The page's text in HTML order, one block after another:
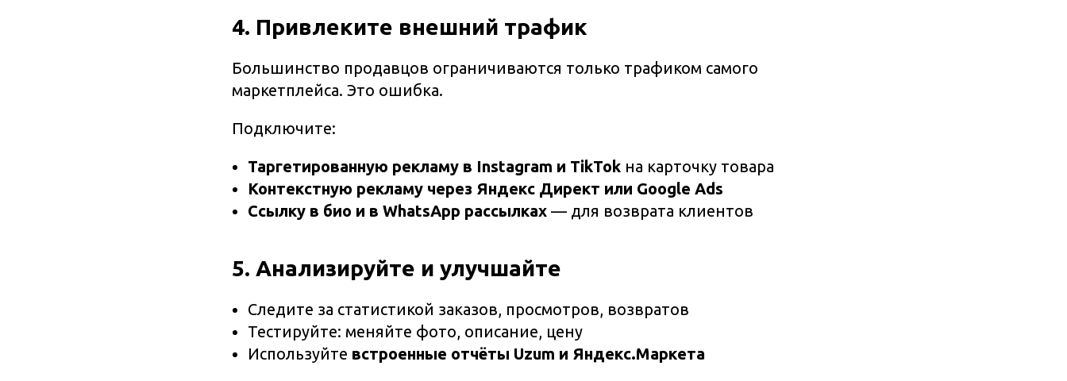
4. Привлеките внешний трафик
Большинство продавцов ограничиваются только трафиком самого
маркетплейса. Это ошибка.
Подключите:
Таргетированную рекламу в Instagram и TikTok на карточку товара
Контекстную рекламу через Яндекс Директ или Google Ads
Ссылку в био и в WhatsApp рассылках — для возврата клиентов
5. Анализируйте и улучшайте
Следите за статистикой заказов, просмотров, возвратов
Тестируйте: меняйте фото, описание, цену
Используйте встроенные отчёты Uzum и Яндекс.Маркета